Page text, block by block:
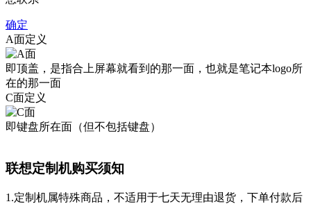
确定
A面定义
即顶盖，是指合上屏幕就看到的那一面，也就是笔记本logo所
在的那一面
C面定义
即键盘所在面（但不包括键盘）
联想定制机购买须知
1.定制机属特殊商品，不适用于七天无理由退货，下单付款后